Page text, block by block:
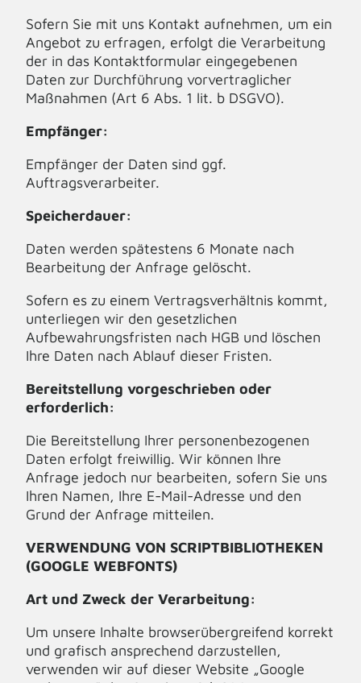
Sofern Sie mit uns Kontakt aufnehmen, um ein
Angebot zu erfragen, erfolgt die Verarbeitung
der in das Kontaktformular eingegebenen
Daten zur Durchführung vorvertraglicher
Maßnahmen (Art 6 Abs. 1 lit. b DSGVO).
Empfänger:
Empfänger der Daten sind ggf.
Auftragsverarbeiter.
Speicherdauer:
Daten werden spätestens 6 Monate nach
Bearbeitung der Anfrage gelöscht.
Sofern es zu einem Vertragsverhältnis kommt,
unterliegen wir den gesetzlichen
Aufbewahrungsfristen nach HGB und löschen
Ihre Daten nach Ablauf dieser Fristen.
Bereitstellung vorgeschrieben oder
erforderlich:
Die Bereitstellung Ihrer personenbezogenen
Daten erfolgt freiwillig. Wir können Ihre
Anfrage jedoch nur bearbeiten, sofern Sie uns
Ihren Namen, Ihre E-Mail-Adresse und den
Grund der Anfrage mitteilen.
VERWENDUNG VON SCRIPTBIBLIOTHEKEN
(GOOGLE WEBFONTS)
Art und Zweck der Verarbeitung:
Um unsere Inhalte browserübergreifend korrekt
und grafisch ansprechend darzustellen,
verwenden wir auf dieser Website „Google